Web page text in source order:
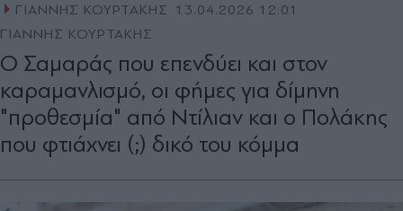
ΓΙΑΝΝΗΣ ΚΟΥΡΤΑΚΗΣ
13.04.2026 12:01
ΓΙΑΝΝΗΣ ΚΟΥΡΤΑΚΗΣ
Ο Σαµαράς που επενδύει και στον
καραµανλισµό, οι φήµες για δίµηνη
"προθεσµία" από Ντίλιαν και ο Πολάκης
που φτιάχνει (;) δικό του κόµµα